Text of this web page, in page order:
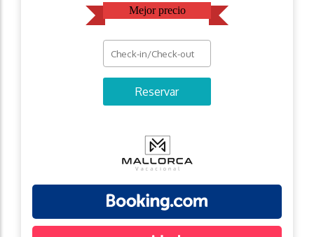
Mejor precio
Reservar